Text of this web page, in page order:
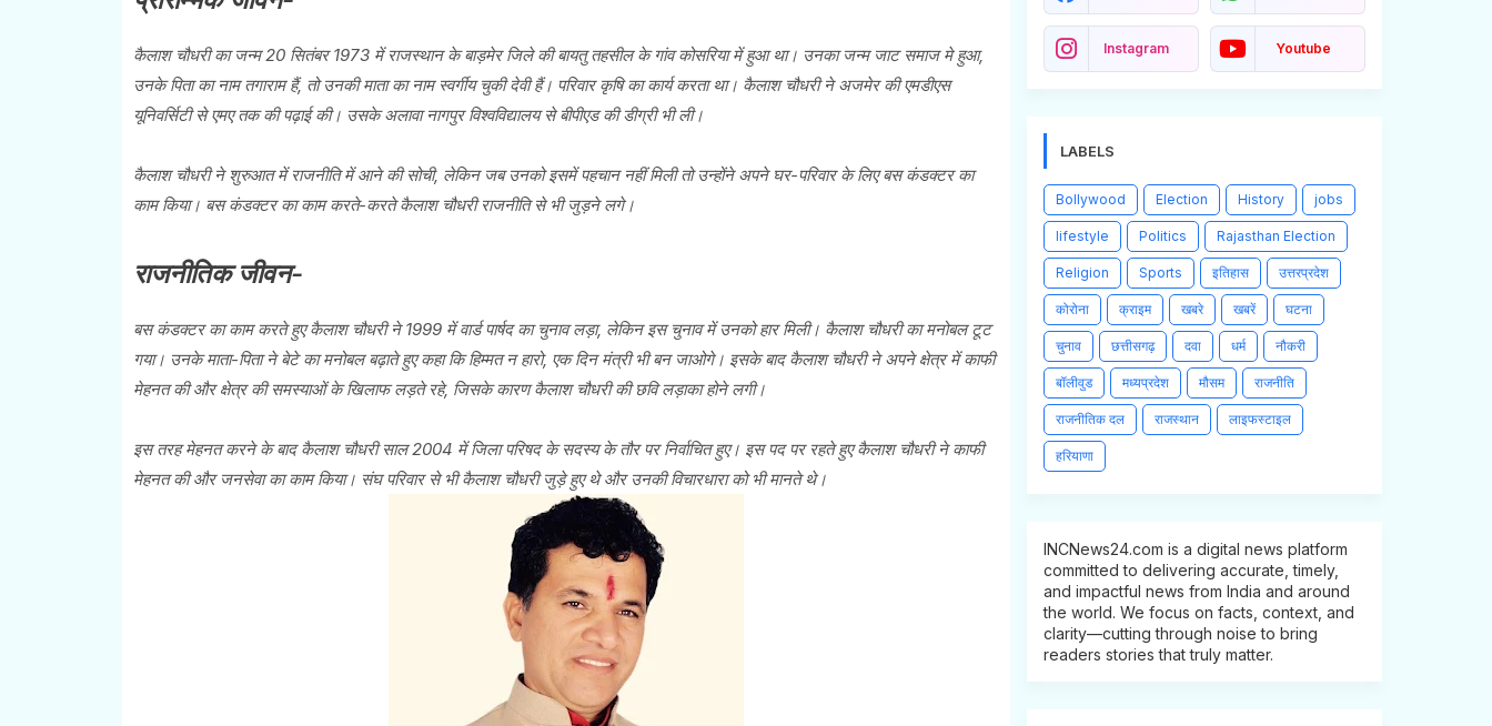
कैलाश चौधरी का जन्म 20 सितंबर 1973 में राजस्थान के बाड़मेर जिले की बायतु तहसील के गांव कोसरिया में हुआ था। उनका जन्म जाट समाज मे हुआ,
उनके पिता का नाम तगाराम हैं, तो उनकी माता का नाम स्वर्गीय चुकी देवी हैं। परिवार कृषि का कार्य करता था। कैलाश चौधरी ने अजमेर की एमडीएस
यूनिवर्सिटी से एमए तक की पढ़ाई की। उसके अलावा नागपुर विश्वविद्यालय से बीपीएड की डीग्री भी ली।
कैलाश चौधरी ने शुरुआत में राजनीति में आने की सोची, लेकिन जब उनको इसमें पहचान नहीं मिली तो उन्होंने अपने घर-परिवार के लिए बस कंडक्टर का
काम किया। बस कंडक्टर का काम करते-करते कैलाश चौधरी राजनीति से भी जुड़ने लगे।
राजनीतिक जीवन-
बस कंडक्टर का काम करते हुए कैलाश चौधरी ने 1999 में वार्ड पार्षद का चुनाव लड़ा, लेकिन इस चुनाव में उनको हार मिली। कैलाश चौधरी का मनोबल टूट
गया। उनके माता-पिता ने बेटे का मनोबल बढ़ाते हुए कहा कि हिम्मत न हारो, एक दिन मंत्री भी बन जाओगे। इसके बाद कैलाश चौधरी ने अपने क्षेत्र में काफी
मेहनत की और क्षेत्र की समस्याओं के खिलाफ लड़ते रहे, जिसके कारण कैलाश चौधरी की छवि लड़ाका होने लगी।
इस तरह मेहनत करने के बाद कैलाश चौधरी साल 2004 में जिला परिषद के सदस्य के तौर पर निर्वाचित हुए। इस पद पर रहते हुए कैलाश चौधरी ने काफी
मेहनत की और जनसेवा का काम किया। संघ परिवार से भी कैलाश चौधरी जुड़े हुए थे और उनकी विचारधारा को भी मानते थे।
Instagram Youtube
LABELS
Bollywood Election History jobs
lifestyle Politics Rajasthan Election
Religion Sports इतिहास उत्तरप्रदेश
कोरोना क्राइम खबरे खबरें घटना
चुनाव छत्तीसगढ़ दवा धर्म नौकरी
बॉलीवुड मध्यप्रदेश मौसम राजनीति
राजनीतिक दल राजस्थान लाइफस्टाइल
हरियाणा
INCNews24.com is a digital news platform
committed to delivering accurate, timely,
and impactful news from India and around
the world. We focus on facts, context, and
clarity—cutting through noise to bring
readers stories that truly matter.